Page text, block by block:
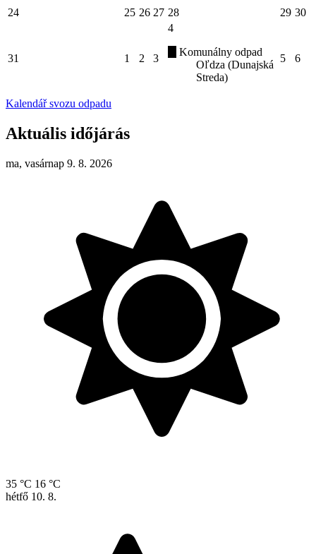
24 25 26 27 28 29 30
31 1 2 3
4
Komunálny odpad
Oľdza (Dunajská
Streda)
5 6
Kalendář svozu odpadu
Aktuális időjárás
ma, vasárnap 9. 8. 2026
35 °C 16 °C
hétfő 10. 8.